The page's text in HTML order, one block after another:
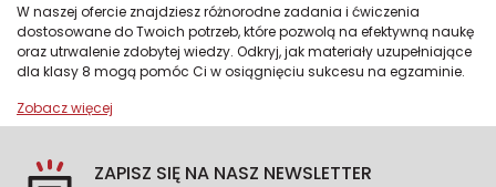
W naszej ofercie znajdziesz różnorodne zadania i ćwiczenia
dostosowane do Twoich potrzeb, które pozwolą na efektywną naukę
oraz utrwalenie zdobytej wiedzy. Odkryj, jak materiały uzupełniające
dla klasy 8 mogą pomóc Ci w osiągnięciu sukcesu na egzaminie.
ZAPISZ SIĘ NA NASZ NEWSLETTER